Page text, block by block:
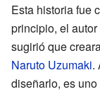
Esta historia fue
principio, el
sugirió que
Naruto Uzumaki.
diseñarlo, es